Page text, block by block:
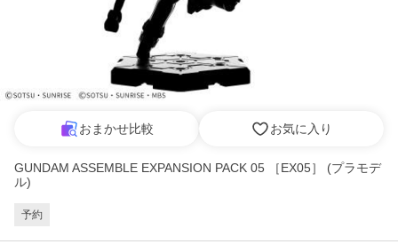
おまかせ比較 お気に入り
GUNDAM ASSEMBLE EXPANSION PACK 05 ［EX05］ (プラモデ
ル)
予約